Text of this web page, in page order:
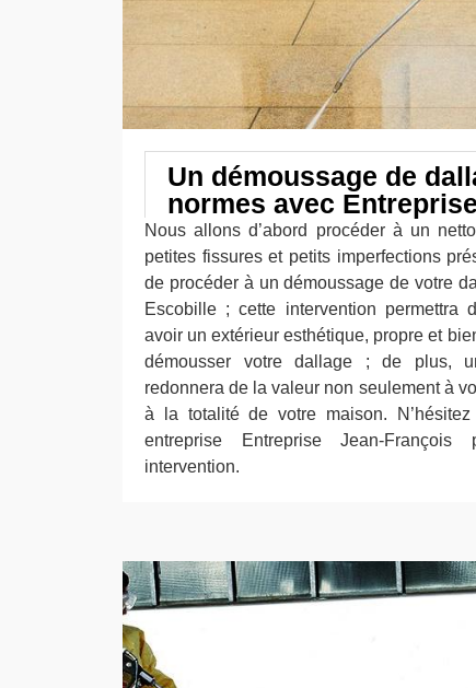
Un démoussage de
normes avec
Nous allons d’abord procéder à un
petites fissures et petits imperfections
de procéder à un démoussage de votre
Escobille ; cette intervention permettra
avoir un extérieur esthétique, propre et
démousser votre dallage ; de plus,
redonnera de la valeur non seulement à
à la totalité de votre maison.
entreprise Entreprise Jean-
intervention.